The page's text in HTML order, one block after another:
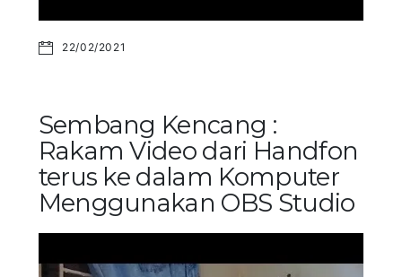
22/02/2021
Sembang Kencang :
Rakam Video dari Handfon
terus ke dalam Komputer
Menggunakan OBS Studio